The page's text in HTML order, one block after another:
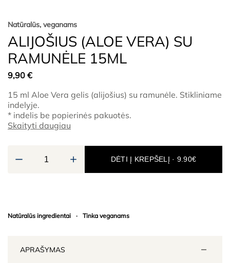
Natūralūs, veganams
ALIJOŠIUS (ALOE VERA) SU
RAMUNĖLE 15ML
9,90 €
15 ml Aloe Vera gelis (alijošius) su ramunėle. Stikliniame
indelyje.
* indelis be popierinės pakuotės.
Skaityti daugiau
DĖTI Į KREPŠELĮ · 9.90€
Natūralūs ingredientai · Tinka veganams
APRAŠYMAS